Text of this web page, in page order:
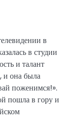
в
в студии
и талант
и она была
поженимся!».
пошла в гору и